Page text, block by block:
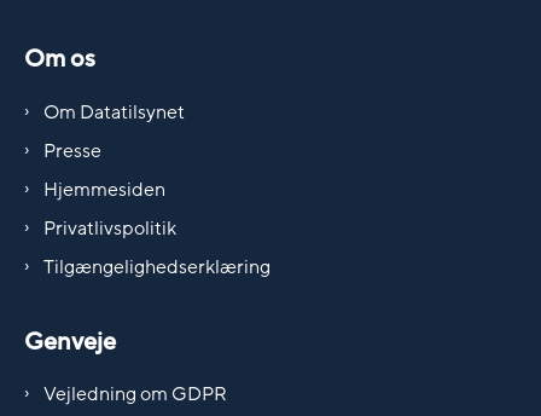
Om os
Om Datatilsynet
Presse
Hjemmesiden
Privatlivspolitik
Tilgængelighedserklæring
Genveje
Vejledning om GDPR